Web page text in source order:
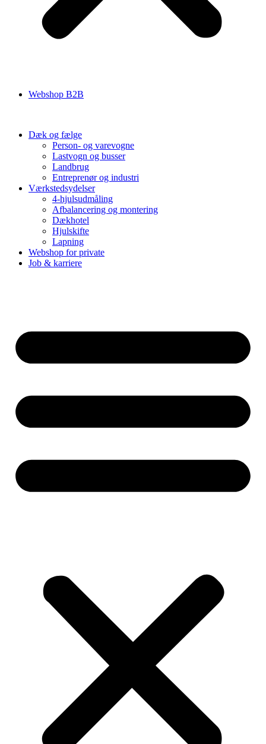
Webshop B2B
Dæk og fælge
Person- og varevogne
Lastvogn og busser
Landbrug
Entreprenør og industri
Værkstedsydelser
4-hjulsudmåling
Afbalancering og montering
Dækhotel
Hjulskifte
Lapning
Webshop for private
Job & karriere